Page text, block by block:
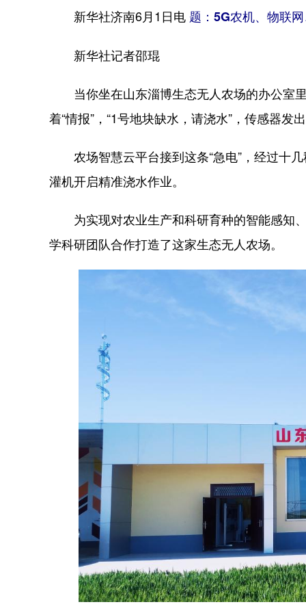
新华社济南6月1日电 题：5G农机、物联
新华社记者邵琨
当你坐在山东淄博生态无人农场的办公室
着“情报”，“1号地块缺水，请浇水”，传感器发
农场智慧云平台接到这条“急电”，经过十
灌机开启精准浇水作业。
为实现对农业生产和科研育种的智能感知
学科研团队合作打造了这家生态无人农场。